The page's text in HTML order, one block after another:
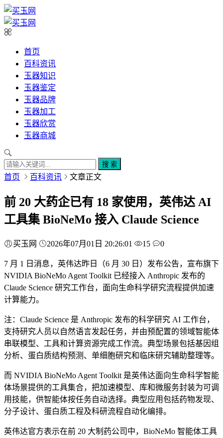
首页
百科资讯
玉器知识
玉器鉴定
玉器品牌
玉器加工
玉器欣赏
玉器商城
搜 索
首页 百科资讯 文章正文
前 20 大药企已有 18 家使用，英伟达 AI
工具集 BioNeMo 接入 Claude Science
买玉网 2026年07月01日 20:26:01 15 0
7 月 1 日消息，英伟达昨日（6 月 30 日）发布公告，宣布旗下
NVIDIA BioNeMo Agent Toolkit 已经接入 Anthropic 发布的
Claude Science 研究工作台，面向生命科学研究流程提供加速
计算能力。
注：Claude Science 是 Anthropic 发布的科学研究 AI 工作台，
支持研究人员以自然语言发起任务，并由预配置的领域智能体
串联模型、工具和计算资源完成工作流。典型场景包括基因组
分析、蛋白质结构预测、单细胞研究和临床研究辅助整理等。
而 NVIDIA BioNeMo Agent Toolkit 是英伟达面向生命科学智能
体场景提供的工具集合，把加速模型、库和微服务封装为可调
用技能，供智能体按任务自动选择。典型应用包括药物发现、
分子设计、蛋白质工程及科研流程自动化编排。
英伟达官方表示在前 20 大制药公司中，BioNeMo 智能体工具